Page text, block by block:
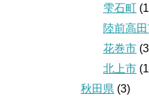
雫石町
陸前高
花巻市
北上市
秋田県 (3)